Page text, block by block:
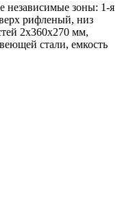
независимые зоны: 1-я
рифленый, низ
2х360х270 мм,
стали, емкость